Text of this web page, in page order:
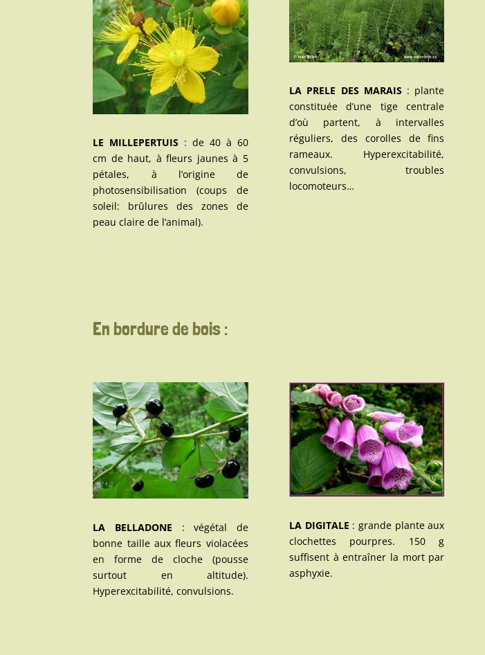
LE MILLEPERTUIS : de 40 à 60
cm de haut, à fleurs jaunes à 5
pétales, à l’origine de
photosensibilisation (coups de
soleil: brûlures des zones de
peau claire de l’animal).
LA PRELE DES MARAIS: plante
constituée d’une tige centrale
d’où partent, à intervalles
réguliers, des corolles de fins
rameaux. Hyperexcitabilité,
convulsions, troubles
locomoteurs…
En bordure de bois :
LA BELLADONE : végétal de
bonne taille aux fleurs violacées
en forme de cloche (pousse
surtout en altitude).
Hyperexcitabilité, convulsions.
LA DIGITALE : grande plante aux
clochettes pourpres. 150 g
suffisent à entraîner la mort par
asphyxie.